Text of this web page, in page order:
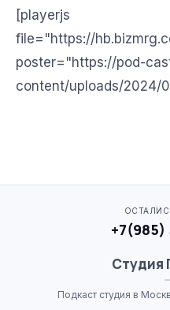
[playerjs
file="https://
poster="https://pod-
content/uploads/2024/
Студия
Подкаст студия в